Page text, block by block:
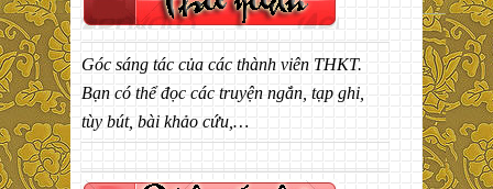
Góc sáng tác của các thành viên THKT.
Bạn có thể đọc các truyện ngắn, tạp ghi,
tùy bút, bài khảo cứu,…